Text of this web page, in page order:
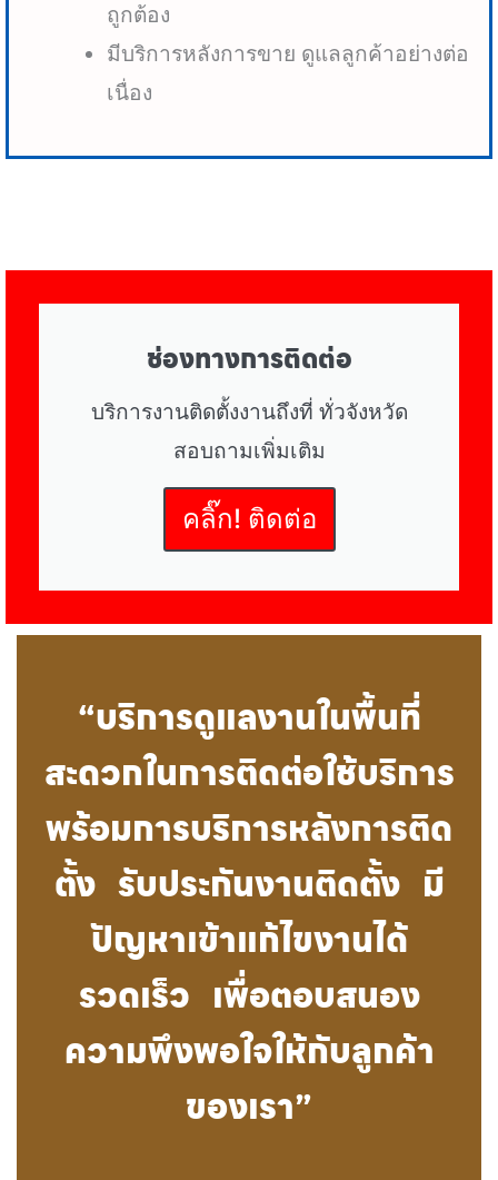
ถูกต้อง
มีบริการหลังการขาย ดูแลลูกค้าอย่างต่อ
เนื่อง
ช่องทางการติดต่อ
บริการงานติดตั้งงานถึงที่ ทั่วจังหวัด
สอบถามเพิ่มเติม
คลิ๊ก! ติดต่อ
“บริการดูแลงานในพื้นที่
สะดวกในการติดต่อใช้บริการ
พร้อมการบริการหลังการติด
ตั้ง รับประกันงานติดตั้ง มี
ปัญหาเข้าแก้ไขงานได้
รวดเร็ว เพื่อตอบสนอง
ความพึงพอใจให้กับลูกค้า
ของเรา”